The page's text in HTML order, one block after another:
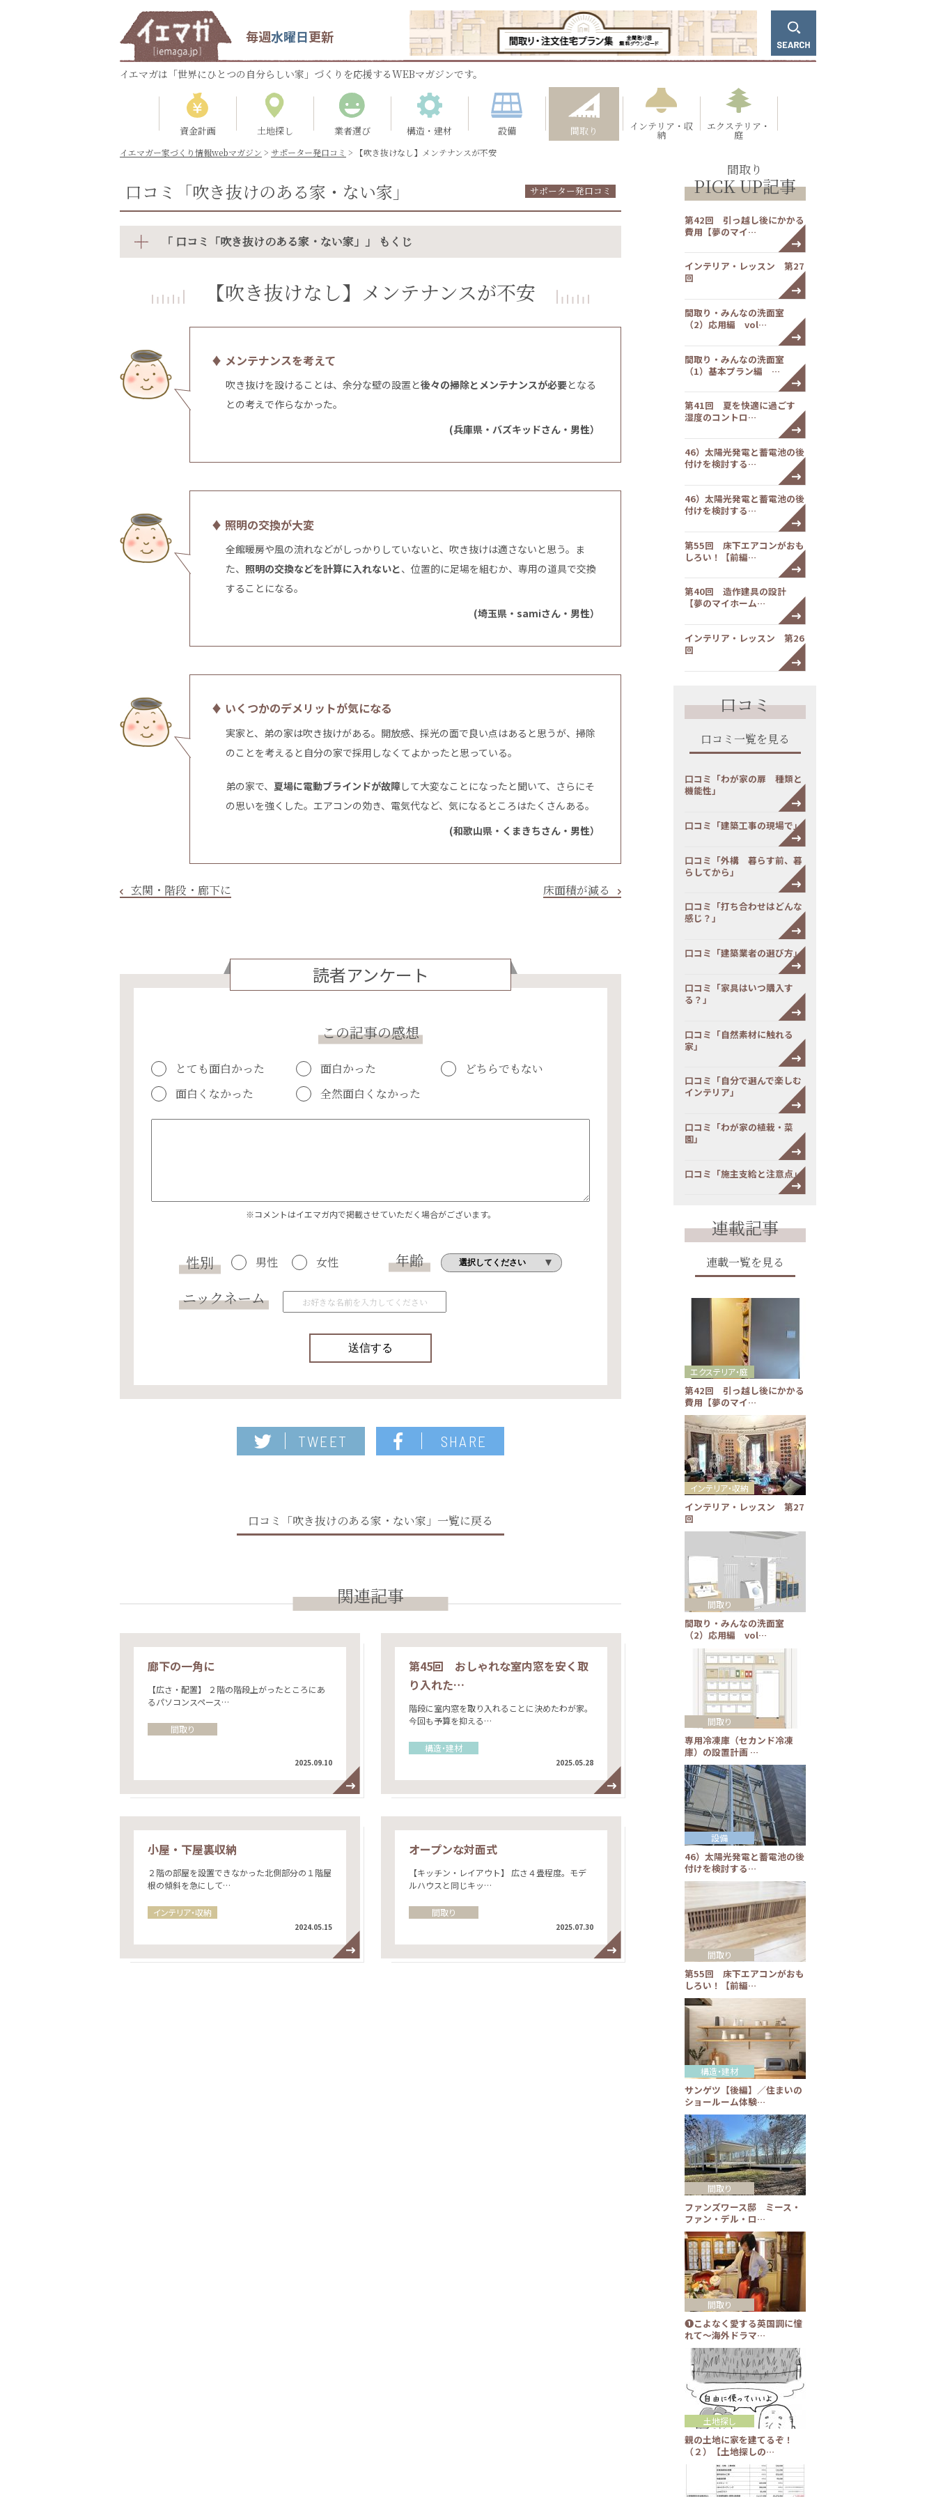
毎週水曜日更新
イエマガは「世界にひとつの自分らしい家」づくりを応援するWEBマガジンです。
資金計画 土地探し 業者選び 構造・建材 設備 間取り インテリア・収
納
エクステリア・
庭
イエマガー家づくり情報webマガジン > サポーター発口コミ > 【吹き抜けなし】メンテナンスが不安
口コミ「吹き抜けのある家・ない家」 サポーター発口コミ
「 口コミ「吹き抜けのある家・ない家」」 もくじ
【吹き抜けなし】メンテナンスが不安
♦ メンテナンスを考えて
吹き抜けを設けることは、余分な壁の設置と後々の掃除とメンテナンスが必要となる
との考えで作らなかった。
(兵庫県・バズキッドさん・男性）
♦ 照明の交換が大変
全館暖房や風の流れなどがしっかりしていないと、吹き抜けは適さないと思う。ま
た、 照明の交換などを計算に入れないと、位置的に足場を組むか、専用の道具で交換
することになる。
(埼玉県・samiさん・男性）
♦ いくつかのデメリットが気になる
実家と、弟の家は吹き抜けがある。開放感、採光の面で良い点はあると思うが、掃除
のことを考えると自分の家で採用しなくてよかったと思っている。
弟の家で、 夏場に電動ブラインドが故障して大変なことになったと聞いて、さらにそ
の思いを強くした。エアコンの効き、電気代など、気になるところはたくさんある。
(和歌山県・くまきちさん・男性）
玄関・階段・廊下に 床面積が減る
読者アンケート
この記事の感想
とても面白かった 面白かった
どちらでもない
面白くなかった
全然面白くなかった
※コメントはイエマガ内で掲載させていただく場合がございます。
性別 男性 女性
年齢
ニックネーム
TWEET SHARE
口コミ「吹き抜けのある家・ない家」一覧に戻る
関連記事
廊下の一角に
【広さ・配置】 ２階の階段上がったところにあ
るパソコンスペース…
間取り
2025.09.10
第45回 おしゃれな室内窓を安く取
り入れた…
階段に室内窓を取り入れることに決めたわが家。
今回も予算を抑える…
構造・建材
2025.05.28
小屋・下屋裏収納
２階の部屋を設置できなかった北側部分の１階屋
根の傾斜を急にして…
インテリア・収納
2024.05.15
オープンな対面式
【キッチン・レイアウト】 広さ４畳程度。モデ
ルハウスと同じキッ…
間取り
2025.07.30
間取り
PICK UP記事
第42回 引っ越し後にかかる
費用【夢のマイ…
インテリア・レッスン 第27
回
間取り・みんなの洗面室
（2）応用編 vol…
間取り・みんなの洗面室
（1）基本プラン編 …
第41回 夏を快適に過ごす
湿度のコントロ…
46）太陽光発電と蓄電池の後
付けを検討する…
46）太陽光発電と蓄電池の後
付けを検討する…
第55回 床下エアコンがおも
しろい！【前編…
第40回 造作建具の設計
【夢のマイホーム…
インテリア・レッスン 第26
回
口コミ
口コミ一覧を見る
口コミ「わが家の扉 種類と
機能性」
口コミ「建築工事の現場で」
口コミ「外構 暮らす前、暮
らしてから」
口コミ「打ち合わせはどんな
感じ？」
口コミ「建築業者の選び方」
口コミ「家具はいつ購入す
る？」
口コミ「自然素材に触れる
家」
口コミ「自分で選んで楽しむ
インテリア」
口コミ「わが家の植栽・菜
園」
口コミ「施主支給と注意点」
連載記事
連載一覧を見る
第42回 引っ越し後にかかる
費用【夢のマイ…
エクステリア・庭
インテリア・レッスン 第27
回
インテリア・収納
間取り・みんなの洗面室
（2）応用編 vol…
間取り
専用冷凍庫（セカンド冷凍
庫）の設置計画 …
間取り
46）太陽光発電と蓄電池の後
付けを検討する…
設備
第55回 床下エアコンがおも
しろい！【前編…
間取り
サンゲツ【後編】／住まいの
ショールーム体験…
構造・建材
ファンズワース邸 ミース・
ファン・デル・ロ…
間取り
❶こよなく愛する英国調に憧
れて～海外ドラマ…
間取り
親の土地に家を建てるぞ！
（２）【土地探しの…
土地探し